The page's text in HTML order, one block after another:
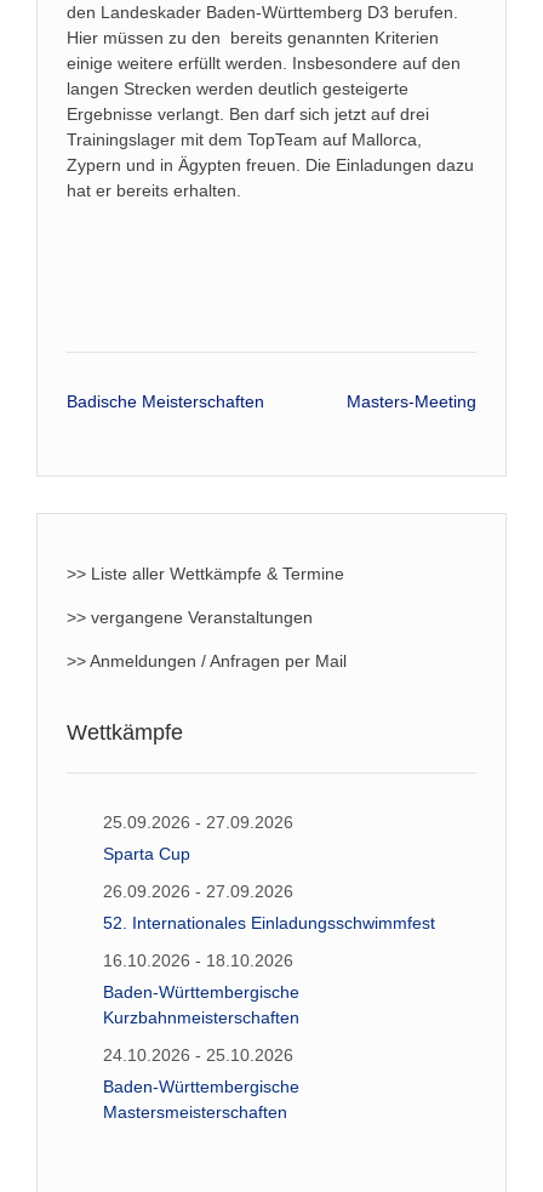
den Landeskader Baden-Württemberg D3 berufen.
Hier müssen zu den bereits genannten Kriterien
einige weitere erfüllt werden. Insbesondere auf den
langen Strecken werden deutlich gesteigerte
Ergebnisse verlangt. Ben darf sich jetzt auf drei
Trainingslager mit dem TopTeam auf Mallorca,
Zypern und in Ägypten freuen. Die Einladungen dazu
hat er bereits erhalten.
Beitrags-
Badische Meisterschaften Masters-Meeting
>> Liste aller Wettkämpfe & Termine
>> vergangene Veranstaltungen
>> Anmeldungen / Anfragen per Mail
Wettkämpfe
25.09.2026 - 27.09.2026
Sparta Cup
26.09.2026 - 27.09.2026
52. Internationales Einladungsschwimmfest
16.10.2026 - 18.10.2026
Baden-Württembergische
Kurzbahnmeisterschaften
24.10.2026 - 25.10.2026
Baden-Württembergische
Mastersmeisterschaften